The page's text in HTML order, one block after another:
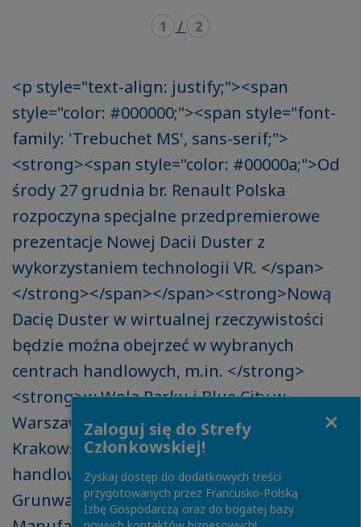
1 / 2
<p style="text-align: justify;"><span
style="color: #000000;"><span style="font-
family: 'Trebuchet MS', sans-serif;">
<strong><span style="color: #00000a;">Od
środy 27 grudnia br. Renault Polska
rozpoczyna specjalne przedpremierowe
prezentacje Nowej Dacii Duster z
wykorzystaniem technologii VR. </span>
</strong></span></span><strong>Nową
Dacię Duster w wirtualnej rzeczywistości
będzie można obejrzeć w wybranych
centrach handlowych, m.in. </strong>
<strong>w Wola Parku i Blue City w
Warszawie, w Galerii
Krakowskiej, </strong><strong>w galerii
handlowej Sfera w Bielsko-Białej, w Pasażu
Grunwaldzkim we Wrocławiu, w
Zaloguj się do Strefy
Członkowskiej!
Zyskaj dostęp do dodatkowych treści
przygotowanych przez Francusko-Polską
Izbę Gospodarczą oraz do bogatej bazy